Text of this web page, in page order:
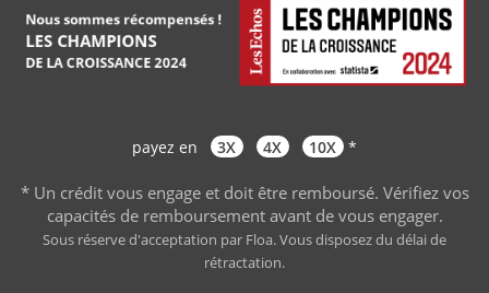
payez en 3X 4X 10X *
* Un crédit vous engage et doit être remboursé. Vérifiez vos
capacités de remboursement avant de vous engager.
Sous réserve d'acceptation par Floa. Vous disposez du délai de
rétractation.